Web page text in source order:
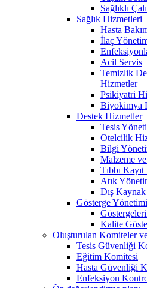
Sağlıklı
Sağlık Hizmetleri
Hasta
İlaç
Acil Servis
Temizlik
Hizmetler
Psikiyatri
Biyokimya
Destek Hizmetler
Tesis
Otelcilik
Bilgi
Malzeme
Tıbbı
Atık
Dış Kaynak
Gösterge Yönetimi
Kalite
Oluşturulan Komiteler
Tesis Güvenliği
Eğitim Komitesi
Hasta Güvenliği
Enfeksiyon